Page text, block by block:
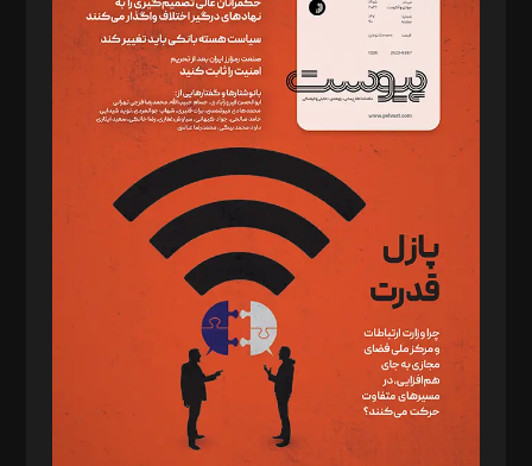
دبیر تحریریه: میثم قاسمی
د‌بیر ناداستان: سمانه سمیع
د‌بیر خدمت و تجارت: ابوالفضل رجبی
د‌بیر حقوق فناوری: حسام‌الدین ایپکچی
د‌بیر پیوست جهان: مینا پاکدل
د‌بیر تحریریه آنلاین: بابک نقاش
تحریریه‌: مجتبی محمود‌ی، آرش برهمند، یسنا امان‌پور، سروش کرمیان،
مصطفی مسجدی آرانی، ابوالفضل رجبی، زهرا فکرانه، فائزه فتحی
رستمی،مصطفی باستان
ویرایش: نگار استاد‌‌آقا
طراح یونیفرم: مجید توکلی
فیلمبرداری و عکاسی: امیر شفیعی، مانی لطفی زاده
گرافیک و صفحه‌آرایی: سید‌سبحان‌علی ثابت
مد‌یر توسعه تجاری: کامبیز برید‌